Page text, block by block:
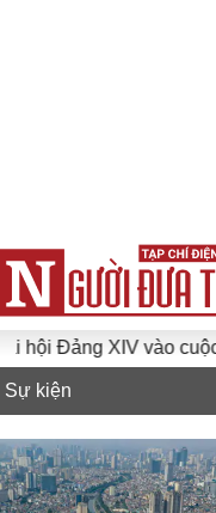
XIV vào cuộc sống
Sự kiện